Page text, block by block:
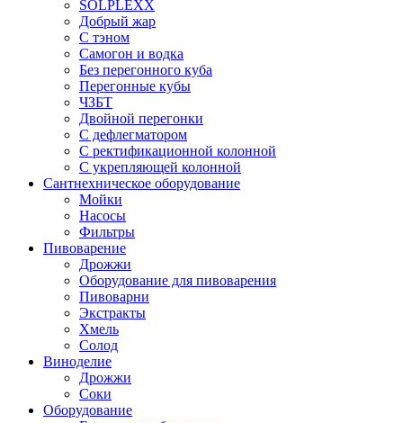
SOLPLEXX
Добрый жар
С тэном
Самогон и водка
Без перегонного куба
Перегонные кубы
ЧЗБТ
Двойной перегонки
С дефлегматором
С ректификационной колонной
С укрепляющей колонной
Сантнехническое оборудование
Мойки
Насосы
Фильтры
Пивоварение
Дрожжи
Оборудование для пивоварения
Пивоварни
Экстракты
Хмель
Солод
Виноделие
Дрожжи
Соки
Оборудование